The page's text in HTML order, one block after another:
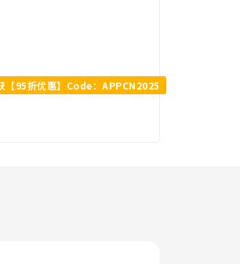
【95折优惠】Code：APPCN2025